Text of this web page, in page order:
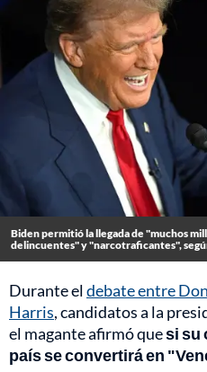
Biden permitió la llegada de "muchos
delincuentes" y "narcotraficantes",
Durante eldebate entre
Harris, candidatos a la
el magante afirmó quesi su
país se convertirá en